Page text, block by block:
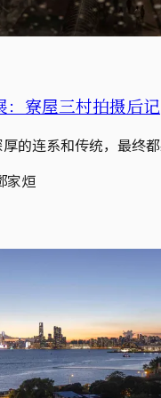
：寮屋三村拍摄后记
的连系和传统，最终都
家烜